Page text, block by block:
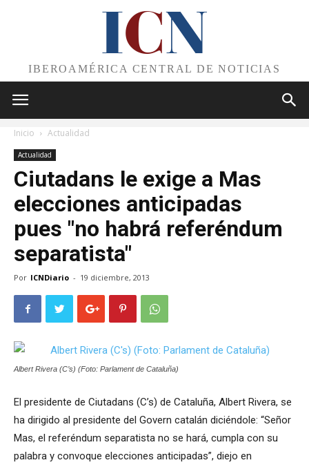
ICN
IBEROAMÉRICA CENTRAL DE NOTICIAS
Inicio Actualidad
Actualidad
Ciutadans le exige a Mas
elecciones anticipadas
pues "no habrá referéndum
separatista"
Por ICNDiario - 19 diciembre, 2013
Albert Rivera (C’s) (Foto: Parlament de Cataluña)
El presidente de Ciutadans (C’s) de Cataluña, Albert Rivera, se
ha dirigido al presidente del Govern catalán diciéndole: “Señor
Mas, el referéndum separatista no se hará, cumpla con su
palabra y convoque elecciones anticipadas”, diejo en